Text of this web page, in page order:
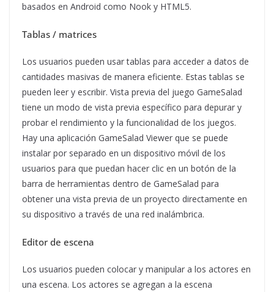
basados ​​en Android como Nook y HTML5.
Tablas / matrices
Los usuarios pueden usar tablas para acceder a datos de
cantidades masivas de manera eficiente. Estas tablas se
pueden leer y escribir. Vista previa del juego GameSalad
tiene un modo de vista previa específico para depurar y
probar el rendimiento y la funcionalidad de los juegos.
Hay una aplicación GameSalad Viewer que se puede
instalar por separado en un dispositivo móvil de los
usuarios para que puedan hacer clic en un botón de la
barra de herramientas dentro de GameSalad para
obtener una vista previa de un proyecto directamente en
su dispositivo a través de una red inalámbrica.
Editor de escena
Los usuarios pueden colocar y manipular a los actores en
una escena. Los actores se agregan a la escena